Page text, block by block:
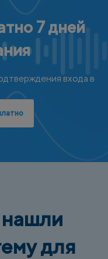
7 дней
входа в
для